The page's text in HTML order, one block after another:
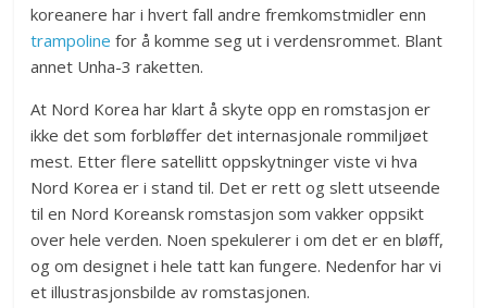
koreanere har i hvert fall andre fremkomstmidler enn
trampoline for å komme seg ut i verdensrommet. Blant
annet Unha-3 raketten.
At Nord Korea har klart å skyte opp en romstasjon er
ikke det som forbløffer det internasjonale rommiljøet
mest. Etter flere satellitt oppskytninger viste vi hva
Nord Korea er i stand til. Det er rett og slett utseende
til en Nord Koreansk romstasjon som vakker oppsikt
over hele verden. Noen spekulerer i om det er en bløff,
og om designet i hele tatt kan fungere. Nedenfor har vi
et illustrasjonsbilde av romstasjonen.